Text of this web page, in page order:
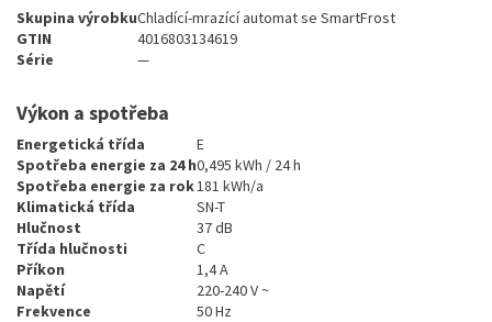
Skupina výrobkuChladící-mrazící automat se SmartFrost
GTIN
4016803134619
Série
—
Výkon a spotřeba
Energetická třída
E
Spotřeba energie za 24 h0,495 kWh / 24 h
Spotřeba energie za rok181 kWh/a
Klimatická třída
SN-T
Hlučnost
37 dB
Třída hlučnosti
C
Příkon
1,4 A
Napětí
220-240 V ~
Frekvence
50 Hz